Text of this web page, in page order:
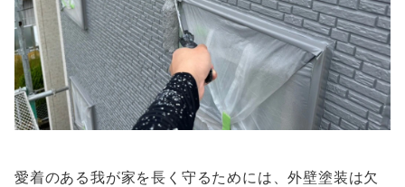
愛着のある我が家を長く守るためには、外壁塗装は欠